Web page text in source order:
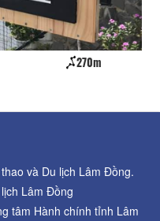
270m
và Du lịch Lâm Đồng.
Lâm Đồng
tâm Hành chính tỉnh Lâm